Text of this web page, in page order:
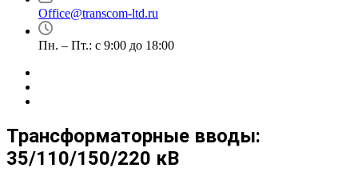
Office@transcom-ltd.ru
Пн. – Пт.: с 9:00 до 18:00
Трансформаторные вводы:
35/110/150/220 кВ